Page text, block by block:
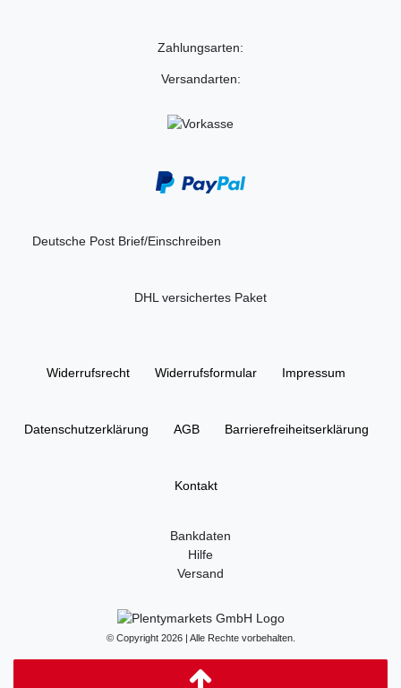
Zahlungsarten:
Versandarten:
Deutsche Post Brief/Einschreiben
DHL versichertes Paket
Widerrufs­recht Widerrufs­formular Impressum
Daten­schutz­erklärung AGB Barrierefreiheitserklärung
Kontakt
Bankdaten
Hilfe
Versand
© Copyright 2026 | Alle Rechte vorbehalten.